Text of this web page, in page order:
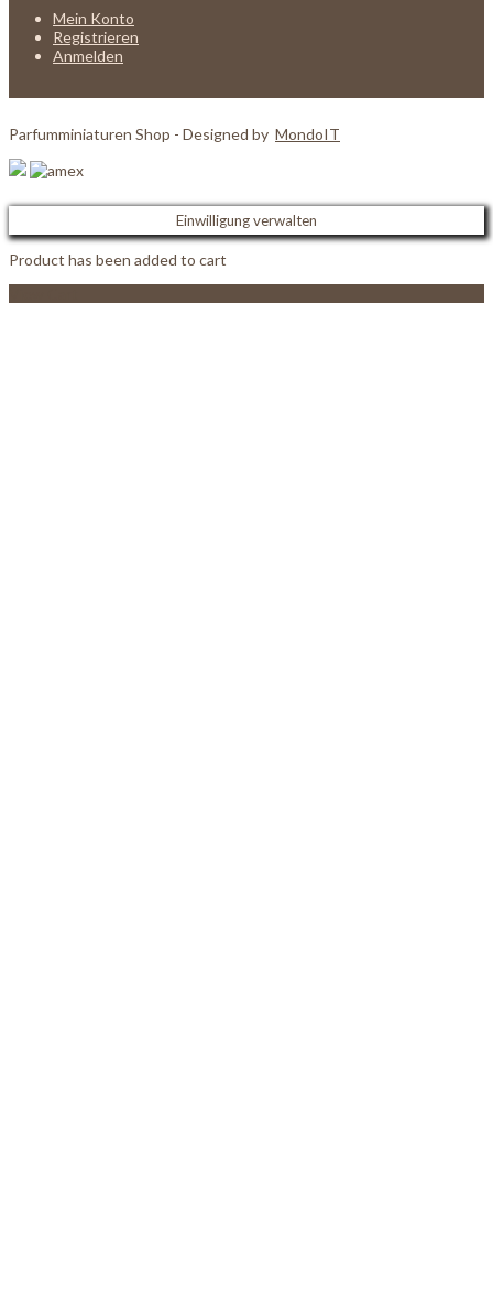
Mein Konto
Registrieren
Anmelden
Parfumminiaturen Shop - Designed by MondoIT
Einwilligung verwalten
Product has been added to cart